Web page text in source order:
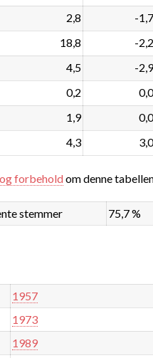
2,8 -1,7
18,8 -2,2
4,5 -2,9
0,2 0,0
1,9 0,0
4,3 3,0
forbeholdom denne
stemmer 75,7 %
1957
1973
1989